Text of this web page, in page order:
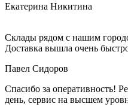
Екатерина Никитина
Склады рядом с нашим
Доставка вышла очень
Павел Сидоров
Спасибо за оперативность!
день, сервис на высшем